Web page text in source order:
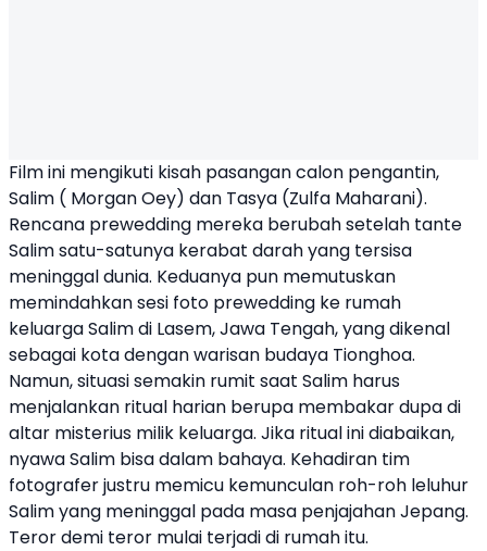
Film ini mengikuti kisah pasangan calon pengantin,
Salim ( Morgan Oey) dan Tasya (Zulfa Maharani).
Rencana prewedding mereka berubah setelah tante
Salim satu-satunya kerabat darah yang tersisa
meninggal dunia. Keduanya pun memutuskan
memindahkan sesi foto prewedding ke rumah
keluarga Salim di Lasem, Jawa Tengah, yang dikenal
sebagai kota dengan warisan budaya Tionghoa.
Namun, situasi semakin rumit saat Salim harus
menjalankan ritual harian berupa membakar dupa di
altar misterius milik keluarga. Jika ritual ini diabaikan,
nyawa Salim bisa dalam bahaya. Kehadiran tim
fotografer justru memicu kemunculan roh-roh leluhur
Salim yang meninggal pada masa penjajahan Jepang.
Teror demi teror mulai terjadi di rumah itu.